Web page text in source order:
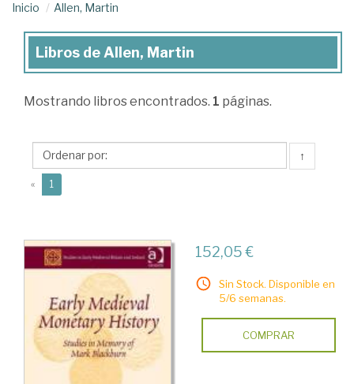
Inicio Allen, Martin
Libros
Allen,
Libros de Allen, Martin
Mostrando libros encontrados. 1 páginas.
↑
« 1
152,05 €
Sin Stock. Disponible en
5/6 semanas.
COMPRAR